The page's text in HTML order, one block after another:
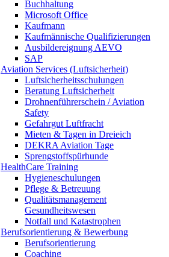
Buchhaltung
Microsoft Office
Kaufmann
Kaufmännische Qualifizierungen
Ausbildereignung AEVO
SAP
Aviation Services (Luftsicherheit)
Luftsicherheitsschulungen
Beratung Luftsicherheit
Drohnenführerschein / Aviation
Safety
Gefahrgut Luftfracht
Mieten & Tagen in Dreieich
DEKRA Aviation Tage
Sprengstoffspürhunde
HealthCare Training
Hygieneschulungen
Pflege & Betreuung
Qualitätsmanagement
Gesundheitswesen
Notfall und Katastrophen
Berufsorientierung & Bewerbung
Berufsorientierung
Coaching